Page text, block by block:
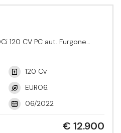
120 CV PC aut. Furgone
120 Cv
EURO6.
06/2022
€ 12.900